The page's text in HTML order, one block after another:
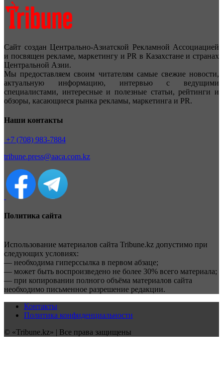
Сайт создан Центрально-Азиатской Рекламной Ассоциацией
и посвящен рекламе, маркетингу и PR в Казахстане и странах
Центральной Азии.
Мы предоставляем своим читателям самые свежие новости,
актуальную информацию, интервью с ведущими
специалистами, интересные и полезные статьи, рейтинги и
обзоры, касающиеся рынка рекламы, маркетинга и PR.
Наши контакты
+7 (708) 983-7884
tribune.press@aaca.com.kz
Политика сайта
Использование материалов сайта Tribune.kz допустимо при
следующих условиях:
— необходима гиперссылка в первом абзаце;
— может быть воспроизведено не более 30% всего материала;
— при копировании полного объёма материалов сайта
необходимо письменное разрешение редакции.
Контакты
Политика конфиденциальности
© «Tribune.kz» | Все права защищены